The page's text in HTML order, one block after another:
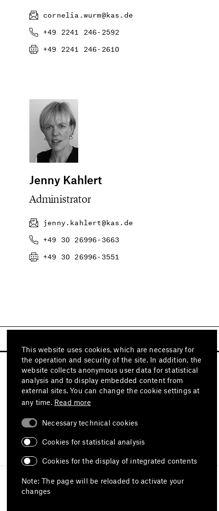
cornelia.wurm@kas.de
+49 2241 246-2592
+49 2241 246-2610
Jenny Kahlert
Administrator
jenny.kahlert@kas.de
+49 30 26996-3663
+49 30 26996-3551
Visit also
Imprint Data protection
Terms of use
Declaration on accessibility
Report an accessibility issue
This website uses cookies, which are necessary for
the operation and security of the site. In addition, the
website collects anonymous user data for statistical
analysis and to display embedded content from
external sites. You can change the cookie settings at
any time. Read more
Necessary technical cookies
Cookies for statistical analysis
Cookies for the display of integrated contents
Note: The page will be reloaded to activate your
changes